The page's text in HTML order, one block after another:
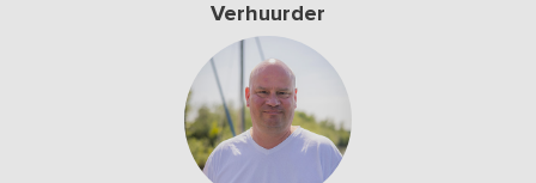
Verhuurder